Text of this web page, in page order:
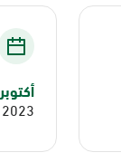
أكتوبر
2023